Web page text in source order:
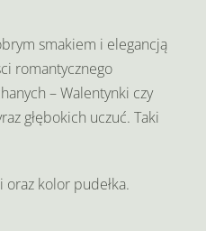
smakiem i elegancją
romantycznego
– Walentynki czy
głębokich uczuć. Taki
oraz kolor pudełka.